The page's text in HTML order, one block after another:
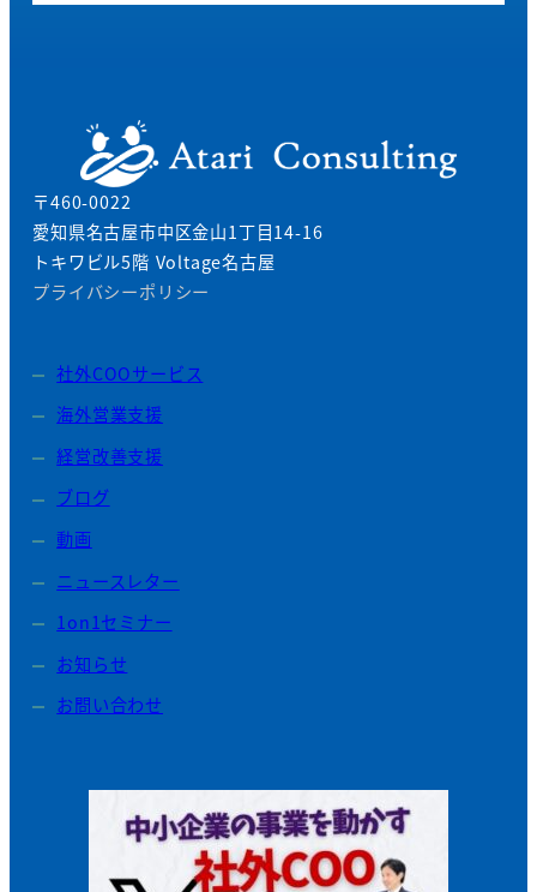
〒460-0022
愛知県名古屋市中区金山1丁目14-16
トキワビル5階 Voltage名古屋
プライバシーポリシー
社外COOサービス
海外営業支援
経営改善支援
ブログ
動画
ニュースレター
1on1セミナー
お知らせ
お問い合わせ